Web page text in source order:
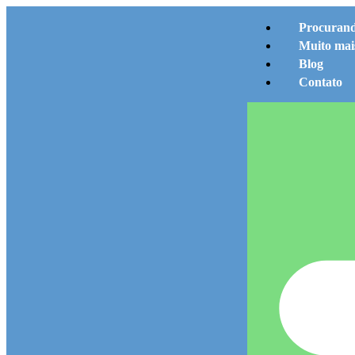
Muito
Blog
Contato